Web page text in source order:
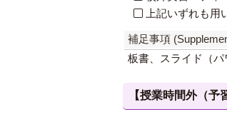
上記いずれも用
補足事項
板書、スライド（
【授業時間外（